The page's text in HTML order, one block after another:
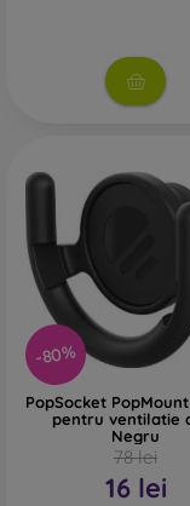
-80%
PopSocket
pentru ventilatie
Negru
78 lei
16 lei